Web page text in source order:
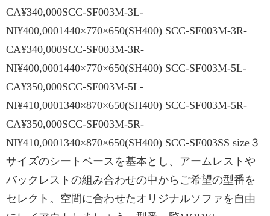
CA¥340,000SCC-SF003M-3L-
NI¥400,0001440×770×650(SH400) SCC-SF003M-3R-
CA¥340,000SCC-SF003M-3R-
NI¥400,0001440×770×650(SH400) SCC-SF003M-5L-
CA¥350,000SCC-SF003M-5L-
NI¥410,0001340×870×650(SH400) SCC-SF003M-5R-
CA¥350,000SCC-SF003M-5R-
NI¥410,0001340×870×650(SH400) SCC-SF003SS size３
サイズのシートベースを基本とし、アームレストや
バックレストの組み合わせの中からご希望の型番を
セレクト。空間に合わせたオリジナルソファを自由